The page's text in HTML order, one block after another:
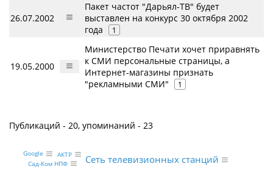
26.07.2002
Пакет частот "Дарьял-ТВ" будет
выставлен на конкурс 30 октября 2002
года
1
19.05.2000
Министерство Печати хочет приравнять
к СМИ персональные страницы, а
Интернет-магазины признать
"рекламными СМИ"
1
Публикаций - 20, упоминаний - 23
Сеть телевизионных станций
Сад-Ком НПФ
АКТР
Google